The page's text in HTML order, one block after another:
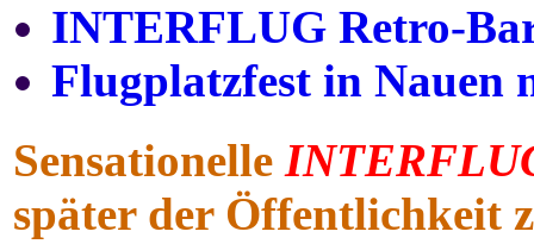
INTERFLUG Retro-
Flugplatzfest in Nauen
Sensationelle
später der Öffentlichkeit